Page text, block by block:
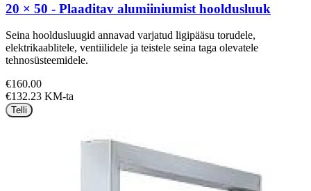
20 × 50 - Plaaditav alumiiniumist hooldusluuk
Seina hooldusluugid annavad varjatud ligipääsu torudele,
elektrikaablitele, ventiilidele ja teistele seina taga olevatele
tehnosüsteemidele.
€160.00
€132.23 KM-ta
Telli